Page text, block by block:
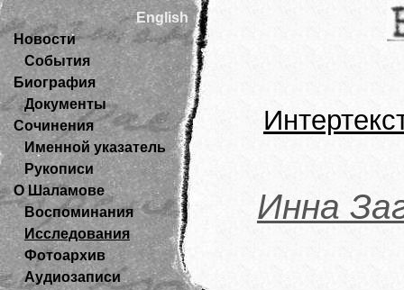
English
Новости
События
Биография
Документы
Сочинения
Именной указатель
Рукописи
О Шаламове
Воспоминания
Исследования
Фотоархив
Аудиозаписи
Инна